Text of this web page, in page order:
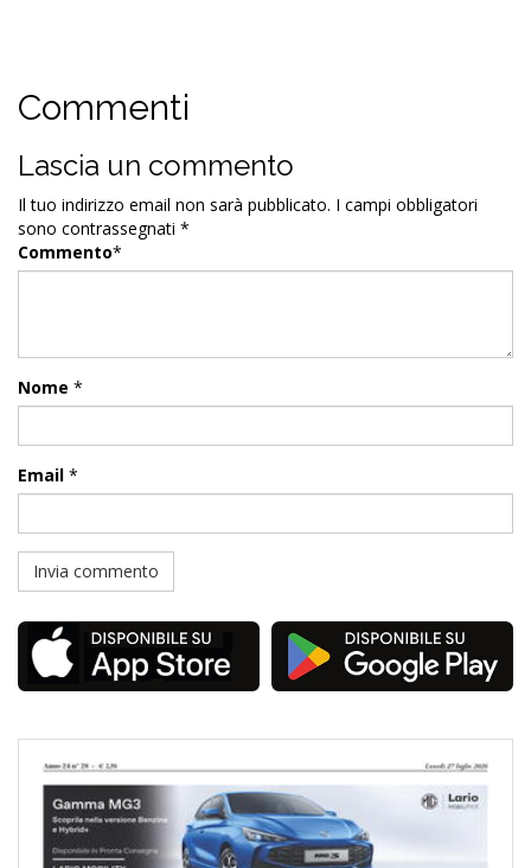
Commenti
Lascia un commento
Il tuo indirizzo email non sarà pubblicato. I campi obbligatori
sono contrassegnati *
Commento*
Nome *
Email *